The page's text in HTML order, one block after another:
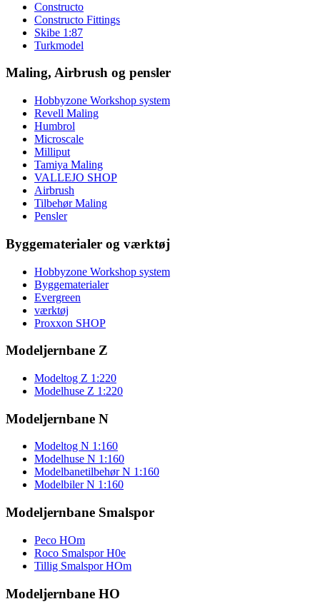
Constructo
Constructo Fittings
Skibe 1:87
Turkmodel
Maling, Airbrush og pensler
Hobbyzone Workshop system
Revell Maling
Humbrol
Microscale
Milliput
Tamiya Maling
VALLEJO SHOP
Airbrush
Tilbehør Maling
Pensler
Byggematerialer og værktøj
Hobbyzone Workshop system
Byggematerialer
Evergreen
værktøj
Proxxon SHOP
Modeljernbane Z
Modeltog Z 1:220
Modelhuse Z 1:220
Modeljernbane N
Modeltog N 1:160
Modelhuse N 1:160
Modelbanetilbehør N 1:160
Modelbiler N 1:160
Modeljernbane Smalspor
Peco HOm
Roco Smalspor H0e
Tillig Smalspor HOm
Modeljernbane HO